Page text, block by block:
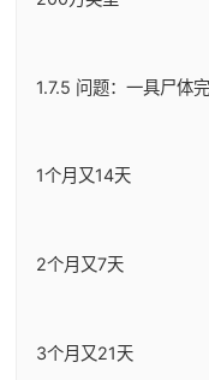
1.7.5 问题：一具尸体
1个月又14天
2个月又7天
3个月又21天